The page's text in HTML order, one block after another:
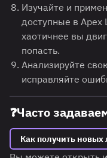
Изучайте и
доступные в Apex
хаотичнее вы
попасть.
Анализируйте
исправляйте
❓Часто
Как получить новых